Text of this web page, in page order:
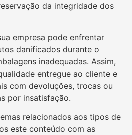
da integridade dos
empresa pode enfrentar
danificados durante o
inadequadas. Assim,
entregue ao cliente e
com devoluções, trocas ou
por insatisfação.
relacionados aos tipos de
este conteúdo com as